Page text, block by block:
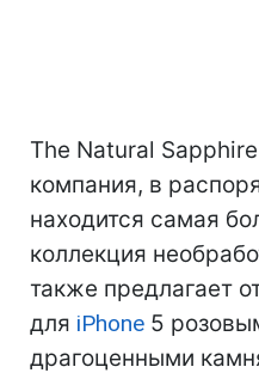
The Natural
компания, в
находится самая
коллекция
также предлагает
для iPhone 5
драгоценными